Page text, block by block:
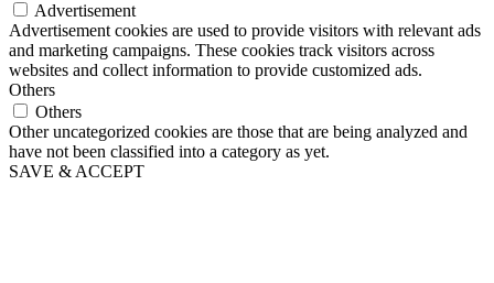
Advertisement
Advertisement cookies are used to provide visitors with relevant ads
and marketing campaigns. These cookies track visitors across
websites and collect information to provide customized ads.
Others
Others
Other uncategorized cookies are those that are being analyzed and
have not been classified into a category as yet.
SAVE & ACCEPT